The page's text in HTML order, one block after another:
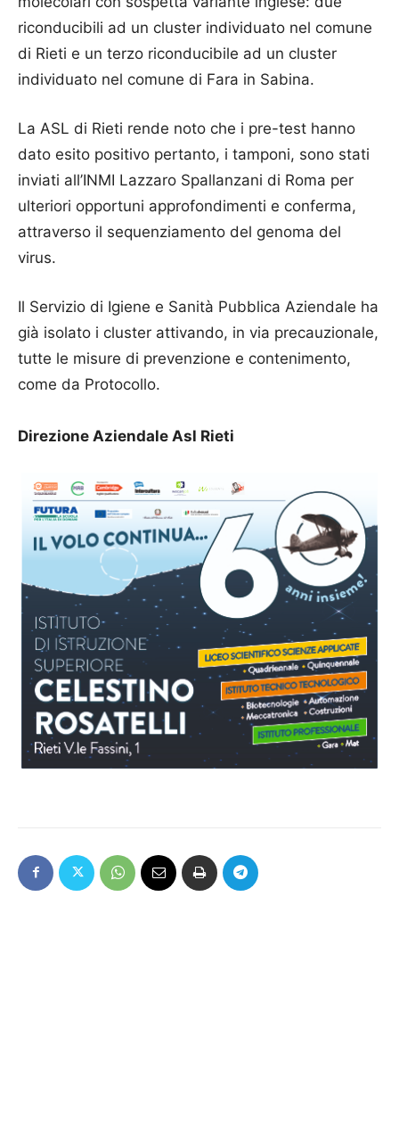
riconducibili ad un cluster individuato nel comune
di Rieti e un terzo riconducibile ad un cluster
individuato nel comune di Fara in Sabina.
La ASL di Rieti rende noto che i pre-test hanno
dato esito positivo pertanto, i tamponi, sono stati
inviati all’INMI Lazzaro Spallanzani di Roma per
ulteriori opportuni approfondimenti e conferma,
attraverso il sequenziamento del genoma del
virus.
Il Servizio di Igiene e Sanità Pubblica Aziendale ha
già isolato i cluster attivando, in via precauzionale,
tutte le misure di prevenzione e contenimento,
come da Protocollo.
Direzione Aziendale Asl Rieti